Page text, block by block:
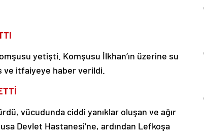
yetişti. Komşusu İlkhan’ın üzerine su
ve itfaiyeye haber verildi.
vücudunda ciddi yanıklar oluşan ve ağır
Devlet Hastanesi’ne, ardından Lefkoşa